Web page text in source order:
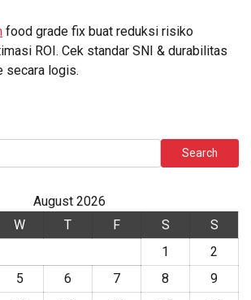
food grade fix buat reduksi risiko
ROI. Cek standar SNI & durabilitas
secara logis.
Search
August 2026
W T F S
S
1
2
5 6 7 8
9